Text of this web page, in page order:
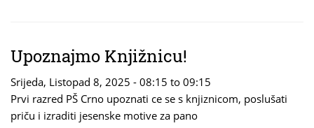
Upoznajmo Knjižnicu!
Srijeda, Listopad 8, 2025 - 08:15 to 09:15
Prvi razred PŠ Crno upoznati ce se s knjiznicom, poslušati
priču i izraditi jesenske motive za pano